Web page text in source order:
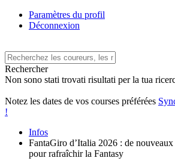
Paramètres du profil
Déconnexion
Rechercher
Non sono stati trovati risultati per la tua
Notez les dates de vos courses préférées
!
Infos
FantaGiro d’Italia 2026 : de nouveaux
pour rafraîchir la Fantasy